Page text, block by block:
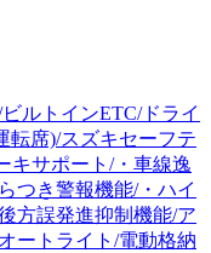
ルトインETC/ドライ
転席)/スズキセーフテ
キサポート/・車線逸
つき警報機能/・ハイ
方誤発進抑制機能/ア
ートライト/電動格納